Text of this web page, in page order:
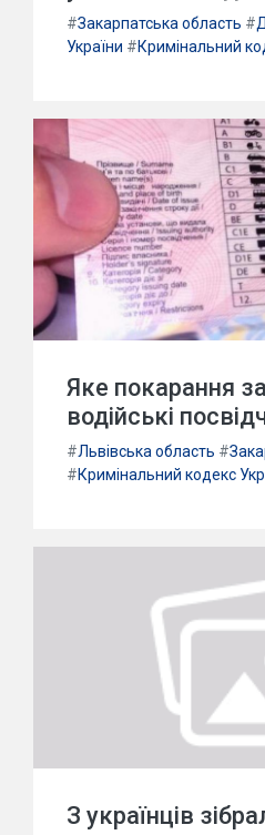
#Закарпатська область #
України #Кримінальний
Яке покарання
водійські
#Львівська область #
#Кримінальний кодекс
З українців